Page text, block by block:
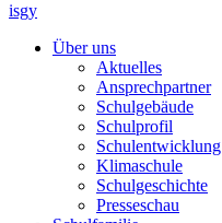
isgy
Über uns
Aktuelles
Ansprechpartner
Schulgebäude
Schulprofil
Schulentwicklung
Klimaschule
Schulgeschichte
Presseschau